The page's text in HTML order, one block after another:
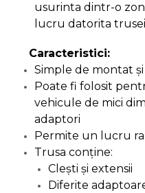
& Suruburi
Cabluri
Pompa transfer lichide
Pompa Aer
Cric Manual
Ulei Hidraulic
Troliu
usurinta dintr-o
lucru datorita
Caracteristici:
Simple de montat
Poate fi folosit
vehicule de mici
adaptori
Permite un lucru
Trusa conţine:
Cleşti şi extensii
Diferite